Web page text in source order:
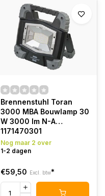
Brennenstuhl Toran
3000 MBA Bouwlamp 30
W 3000 lm N-A
1171470301
Nog maar 2 over
1-2 dagen
€59,50 Excl. btw*